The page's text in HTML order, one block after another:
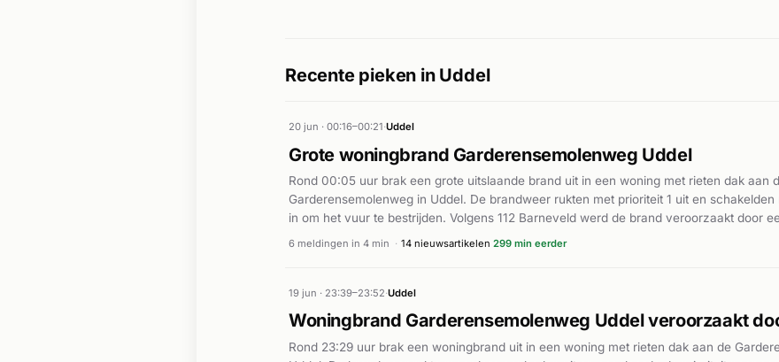
Recente pieken in Uddel
20 jun · 00:16–00:21·Uddel
Grote woningbrand Garderensemolenweg Uddel
Rond 00:05 uur brak een grote uitslaande brand uit in een woning met rieten dak aan
Garderensemolenweg in Uddel. De brandweer rukten met prioriteit 1 uit en
in om het vuur te bestrijden. Volgens 112 Barneveld werd de brand veroorzaakt door
vlammen sloegen uit de zolder van de woning waar het rieten dak zich bevindt. Het
6 meldingen in 4 min · 14 nieuwsartikelen 299 min eerder
19 jun · 23:39–23:52·Uddel
Woningbrand Garderensemolenweg Uddel veroorzaakt
Rond 23:29 uur brak een woningbrand uit in een woning met rieten dak aan de